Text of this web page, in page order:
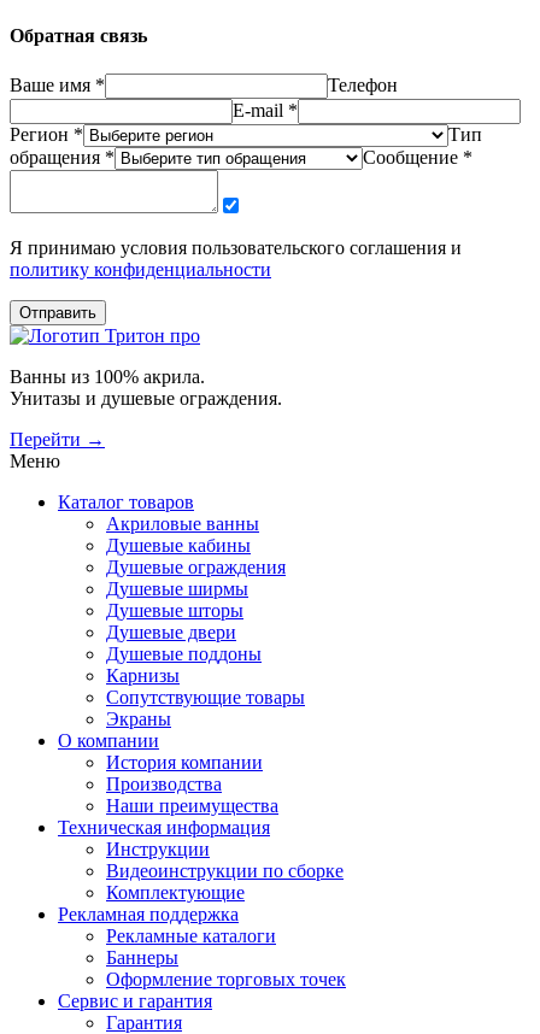
Обратная связь
Ваше имя *
Телефон
E-mail *
Регион *
Тип
обращения *
Сообщение *
Я принимаю условия пользовательского соглашения и
политику конфиденциальности
Отправить
Ванны из 100% акрила.
Унитазы и душевые ограждения.
Перейти →
Меню
Каталог товаров
Акриловые ванны
Душевые кабины
Душевые ограждения
Душевые ширмы
Душевые шторы
Душевые двери
Душевые поддоны
Карнизы
Сопутствующие товары
Экраны
О компании
История компании
Производства
Наши преимущества
Техническая информация
Инструкции
Видеоинструкции по сборке
Комплектующие
Рекламная поддержка
Рекламные каталоги
Баннеры
Оформление торговых точек
Сервис и гарантия
Гарантия